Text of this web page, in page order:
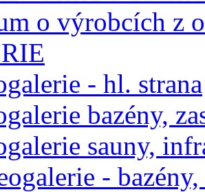
o výrobcích z
- hl. strana
bazény,
sauny,
- bazény,